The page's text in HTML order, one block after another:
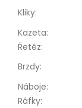
Kliky:
Kazeta:
Řetěz:
Brzdy:
Náboje:
Ráfky: